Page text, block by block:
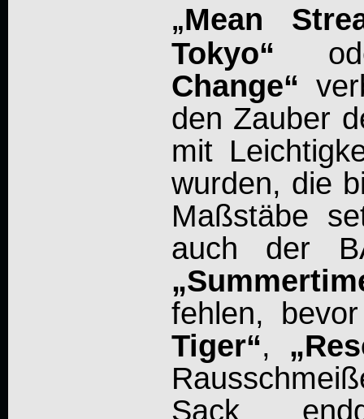
„Mean
Tokyo“
Change“
den Zauber
mit
wurden, die
Maßstäbe
auch der
fehlen,
Tiger“,
Sack